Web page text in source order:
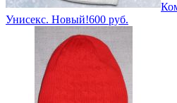
Унисекс. Новый!600 руб.